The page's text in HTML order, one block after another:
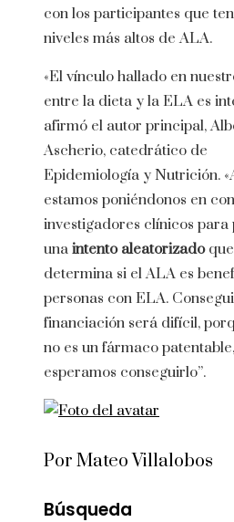
con los participantes que
niveles más altos de ALA.
«El vínculo hallado en
entre la dieta y la ELA es
afirmó el autor principal,
Ascherio, catedrático de
Epidemiología y Nutrición.
estamos poniéndonos en
investigadores clínicos para
una intento aleatorizadoque
determina si el ALA es
personas con ELA.
financiación será difícil,
no es un fármaco
esperamos conseguirlo”.
Por Mateo Villalobos
Búsqueda